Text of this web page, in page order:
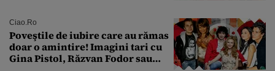
Ciao.ro
Poveştile de iubire care au rămas
doar o amintire! Imagini tari cu
Gina Pistol, Răzvan Fodor sau